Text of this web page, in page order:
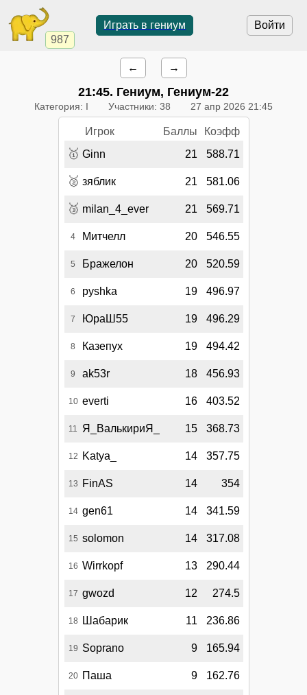
987
Войти
Играть в гениум
← →
21:45. Гениум, Гениум-22
Категория: I Участники: 38 27 апр 2026 21:45
Игрок Баллы Коэфф
🥇 Ginn 21 588.71
🥈 зяблик 21 581.06
🥉 milan_4_ever 21 569.71
4 Митчелл 20 546.55
5 Бражелон 20 520.59
6 pyshka 19 496.97
7 ЮраШ55 19 496.29
8 Казепух 19 494.42
9 ak53r 18 456.93
10 everti 16 403.52
11 Я_ВалькириЯ_ 15 368.73
12 Katya_ 14 357.75
13 FinAS 14 354
14 gen61 14 341.59
15 solomon 14 317.08
16 Wirrkopf 13 290.44
17 gwozd 12 274.5
18 Шабарик 11 236.86
19 Soprano 9 165.94
20 Паша 9 162.76